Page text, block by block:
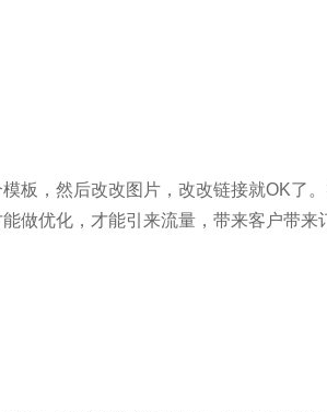
板，然后改改图片，改改链接就OK了
做优化，才能引来流量，带来客户带来